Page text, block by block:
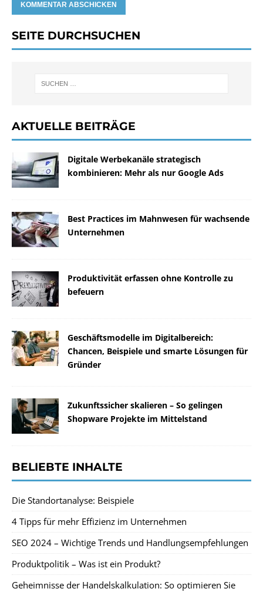
SEITE DURCHSUCHEN
AKTUELLE BEITRÄGE
Digitale Werbekanäle strategisch
kombinieren: Mehr als nur Google Ads
Best Practices im Mahnwesen für wachsende
Unternehmen
Produktivität erfassen ohne Kontrolle zu
befeuern
Geschäftsmodelle im Digitalbereich:
Chancen, Beispiele und smarte Lösungen für
Gründer
Zukunftssicher skalieren – So gelingen
Shopware Projekte im Mittelstand
BELIEBTE INHALTE
Die Standortanalyse: Beispiele
4 Tipps für mehr Effizienz im Unternehmen
SEO 2024 – Wichtige Trends und Handlungsempfehlungen
Produktpolitik – Was ist ein Produkt?
Geheimnisse der Handelskalkulation: So optimieren Sie